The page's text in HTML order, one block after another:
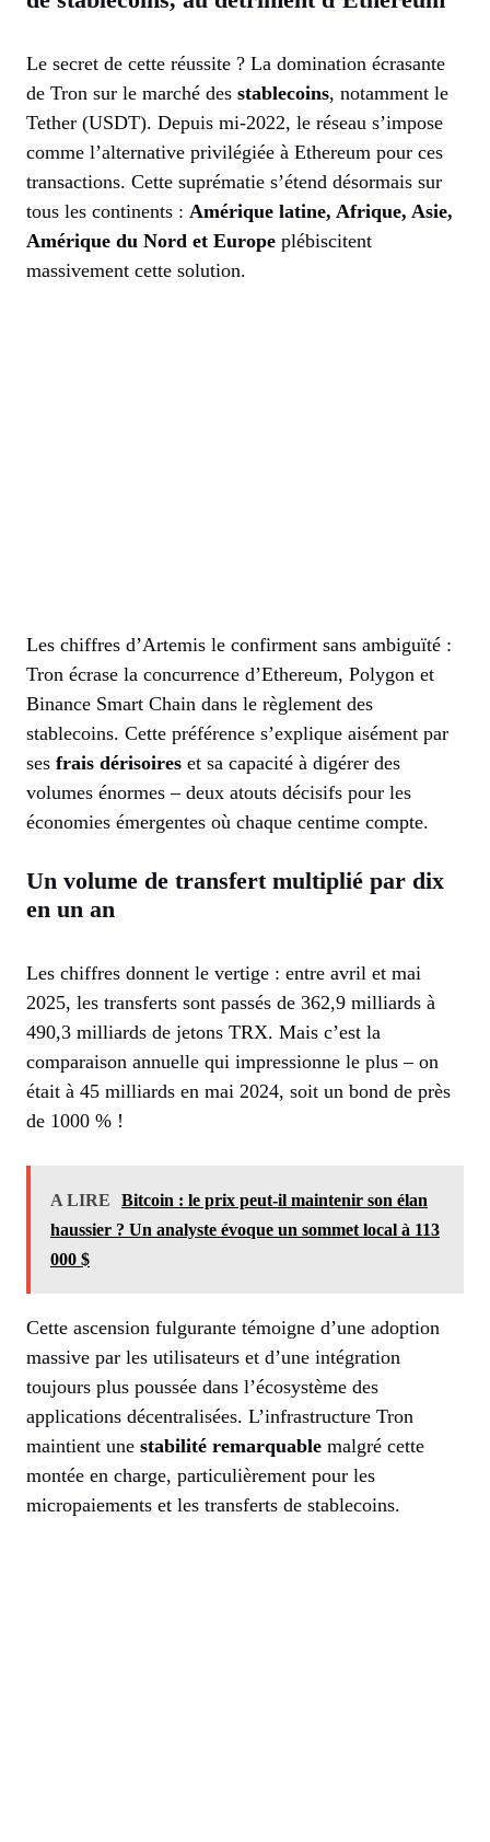
Le secret de cette réussite ? La domination écrasante
de Tron sur le marché des stablecoins, notamment le
Tether (USDT). Depuis mi-2022, le réseau s’impose
comme l’alternative privilégiée à Ethereum pour ces
transactions. Cette suprématie s’étend désormais sur
tous les continents : Amérique latine, Afrique, Asie,
Amérique du Nord et Europe plébiscitent
massivement cette solution.
Les chiffres d’Artemis le confirment sans ambiguïté :
Tron écrase la concurrence d’Ethereum, Polygon et
Binance Smart Chain dans le règlement des
stablecoins. Cette préférence s’explique aisément par
ses frais dérisoires et sa capacité à digérer des
volumes énormes – deux atouts décisifs pour les
économies émergentes où chaque centime compte.
Un volume de transfert multiplié par dix
en un an
Les chiffres donnent le vertige : entre avril et mai
2025, les transferts sont passés de 362,9 milliards à
490,3 milliards de jetons TRX. Mais c’est la
comparaison annuelle qui impressionne le plus – on
était à 45 milliards en mai 2024, soit un bond de près
de 1000 % !
A LIRE
Bitcoin : le prix peut-il maintenir son élan
haussier ? Un analyste évoque un sommet local à 113
000 $
Cette ascension fulgurante témoigne d’une adoption
massive par les utilisateurs et d’une intégration
toujours plus poussée dans l’écosystème des
applications décentralisées. L’infrastructure Tron
maintient une stabilité remarquable malgré cette
montée en charge, particulièrement pour les
micropaiements et les transferts de stablecoins.